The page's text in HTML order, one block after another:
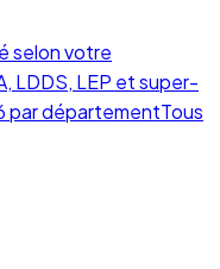
selon votre
LDDS, LEP et super-
par départementTous